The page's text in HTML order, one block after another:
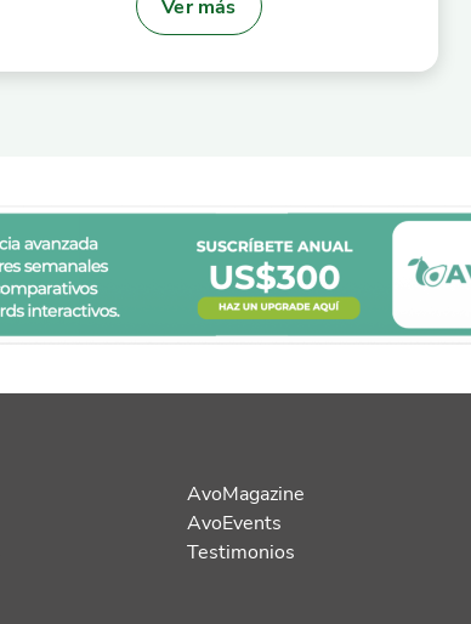
Ver más
AvoMagazine
AvoEvents
Testimonios